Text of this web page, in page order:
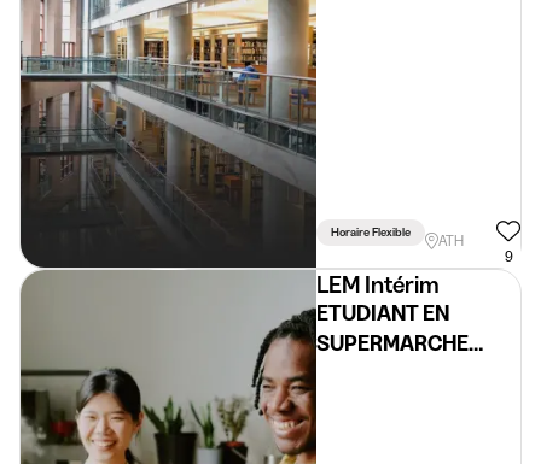
Horaire Flexible
ATH
9
LEM Intérim
ETUDIANT EN
SUPERMARCHE